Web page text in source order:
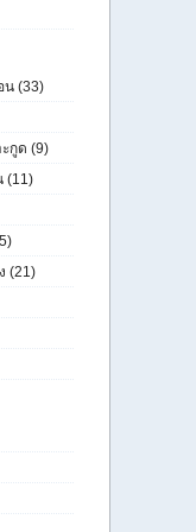
น (33)
กูด (9)
(11)
(21)